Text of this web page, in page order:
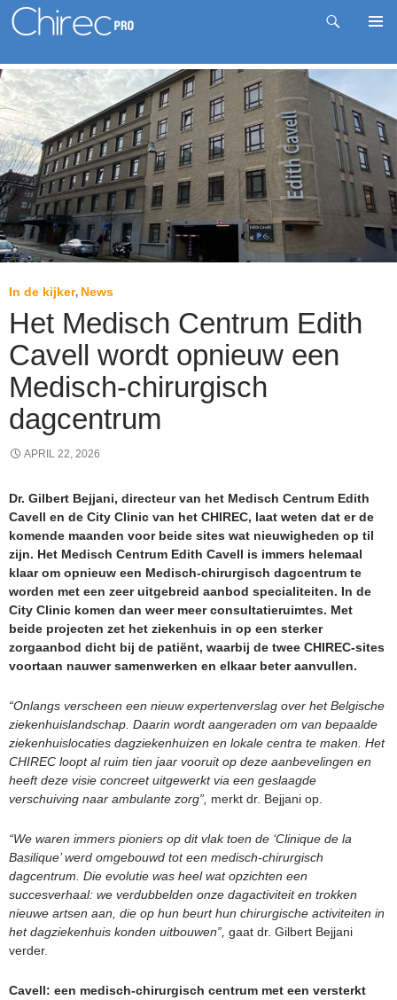
Zoeken
Spring
naar
inhoud
In de kijker, News
Het Medisch Centrum Edith
Cavell wordt opnieuw een
Medisch-chirurgisch
dagcentrum
APRIL 22, 2026
Dr. Gilbert Bejjani, directeur van het Medisch Centrum Edith
Cavell en de City Clinic van het CHIREC, laat weten dat er de
komende maanden voor beide sites wat nieuwigheden op til
zijn. Het Medisch Centrum Edith Cavell is immers helemaal
klaar om opnieuw een Medisch-chirurgisch dagcentrum te
worden met een zeer uitgebreid aanbod specialiteiten. In de
City Clinic komen dan weer meer consultatieruimtes. Met
beide projecten zet het ziekenhuis in op een sterker
zorgaanbod dicht bij de patiënt, waarbij de twee CHIREC-sites
voortaan nauwer samenwerken en elkaar beter aanvullen.
“Onlangs verscheen een nieuw expertenverslag over het Belgische
ziekenhuislandschap. Daarin wordt aangeraden om van bepaalde
ziekenhuislocaties dagziekenhuizen en lokale centra te maken. Het
CHIREC loopt al ruim tien jaar vooruit op deze aanbevelingen en
heeft deze visie concreet uitgewerkt via een geslaagde
verschuiving naar ambulante zorg”, merkt dr. Bejjani op.
“We waren immers pioniers op dit vlak toen de ‘Clinique de la
Basilique’ werd omgebouwd tot een medisch-chirurgisch
dagcentrum. Die evolutie was heel wat opzichten een
succesverhaal: we verdubbelden onze dagactiviteit en trokken
nieuwe artsen aan, die op hun beurt hun chirurgische activiteiten in
het dagziekenhuis konden uitbouwen”, gaat dr. Gilbert Bejjani
verder.
Cavell: een medisch-chirurgisch centrum met een versterkt